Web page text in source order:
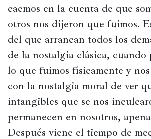
caemos en la cuenta de que
otros nos dijeron que fuimos.
del que arrancan todos los
de la nostalgia clásica, cuando
lo que fuimos físicamente y
con la nostalgia moral de ver
intangibles que se nos
permanecen en nosotros,
Después viene el tiempo de